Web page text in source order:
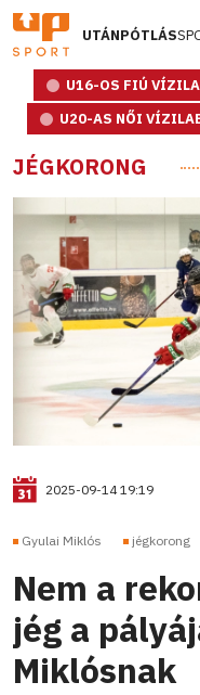
UTÁNPÓTLÁS
U16-OS FIÚ
U20-AS NŐI
JÉGKORONG
2025-09-14 19:19
Gyulai Miklós jégkorong
Nem a
jég a
Miklósnak